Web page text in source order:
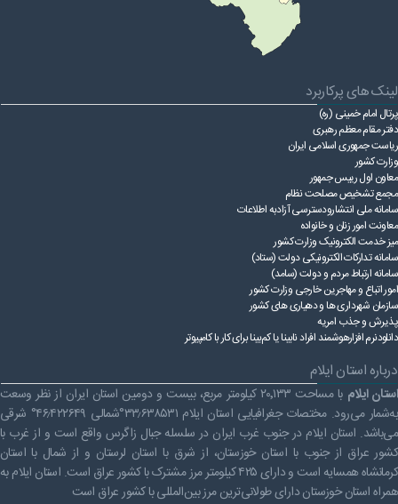
لینک های پرکاربرد
پرتال امام خمینی (ره)
دفتر مقام معظم رهبری
ریاست ‌جمهوری اسلامی ایران
وزارت کشور
معاون اول رییس جمهور
مجمع تشخیص مصلحت نظام
سامانه ملی انتشارودسترسی آزادبه اطلاعات
معاونت امور زنان و خانواده
میز خدمت الکترونیک وزارت کشور
سامانه تدارکات الکترونیکی دولت (ستاد)
سامانه ارتباط مردم و دولت (سامد)
امور اتباع و مهاجرین خارجی وزارت کشور
سازمان شهرداری ها و دهیاری های کشور
پذیرش و جذب امریه
دانلودنرم افزارهوشمند افراد نابینا یا کم‌بینا برای کار با کامپیوتر
درباره استان ایلام
استان ایلام
با مساحت ۲۰٬۱۳۳ کیلومتر مربع، بیست و دومین استان ایران از نظر وسعت
به‌شمار می‌رود. مختصات جغرافیایی استان ایلام ۳۳٫۶۳۸۵۳۱°شمالی ۴۶٫۴۲۲۶۴۹° شرقی
می‌باشد. استان ایلام در جنوب غرب ایران در سلسله جبال زاگرس واقع است و از غرب با
کشور عراق از جنوب با استان خوزستان، از شرق با استان لرستان و از شمال با استان
کرمانشاه همسایه است و دارای ۴۲۵ کیلومتر مرز مشترک با کشور عراق است. استان ایلام به
همراه استان خوزستان دارای طولانی‌ترین مرز بین‌المللی با کشور عراق است